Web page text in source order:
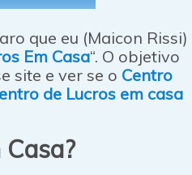
que eu (Maicon Rissi)
Em Casa“. O objetivo
site e ver se o Centro
de Lucros em casa